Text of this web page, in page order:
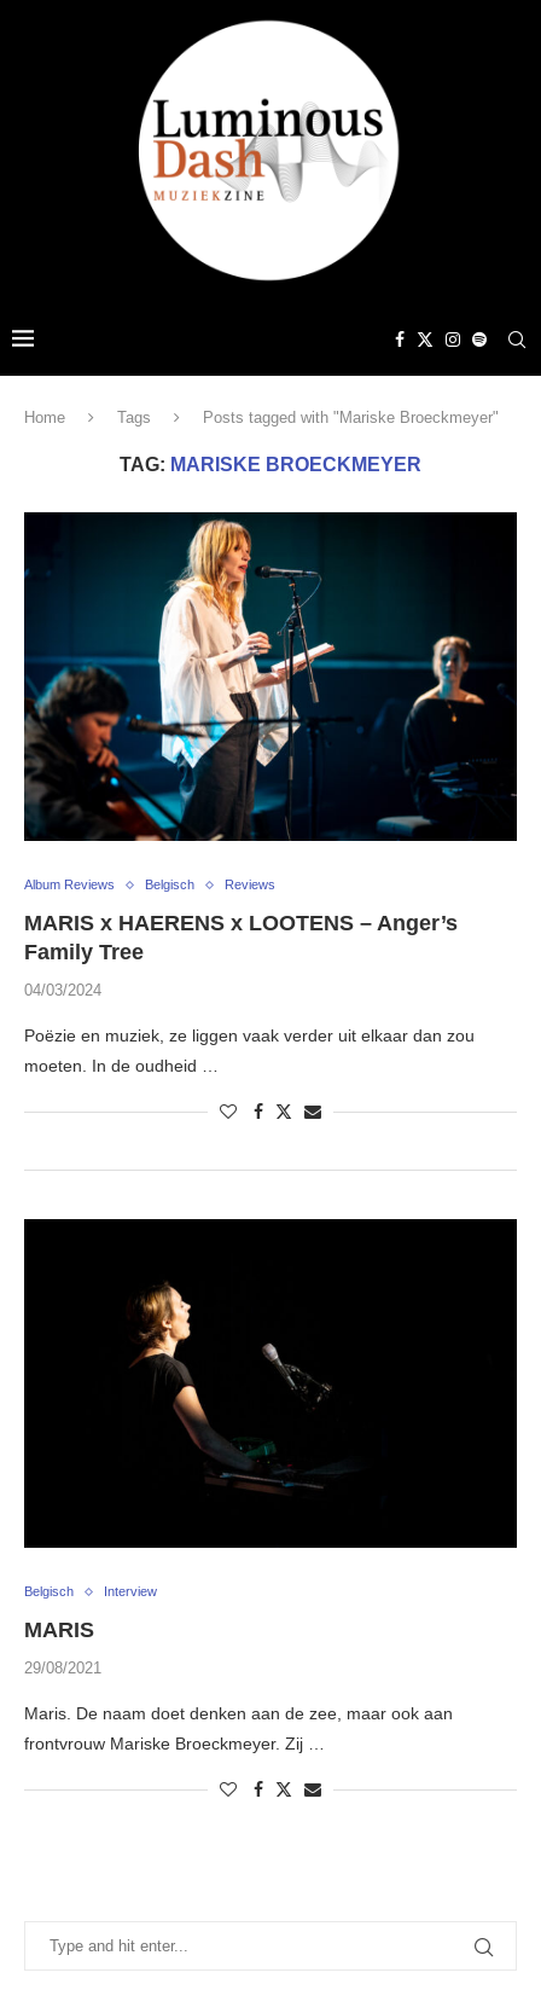
Home Tags Posts tagged with "Mariske Broeckmeyer"
TAG: MARISKE BROECKMEYER
Album Reviews Belgisch Reviews
MARIS x HAERENS x LOOTENS – Anger’s
Family Tree
04/03/2024
Poëzie en muziek, ze liggen vaak verder uit elkaar dan zou
moeten. In de oudheid …
Belgisch Interview
MARIS
29/08/2021
Maris. De naam doet denken aan de zee, maar ook aan
frontvrouw Mariske Broeckmeyer. Zij …